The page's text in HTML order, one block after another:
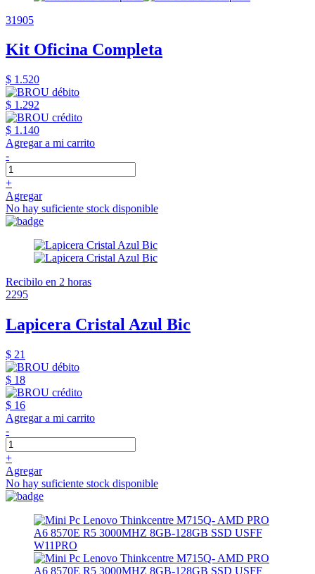
31905
Kit Oficina Completa
$ 1.520
$ 1.292
$ 1.140
Agregar a mi carrito
-
+
Agregar
No hay suficiente stock disponible
Recibilo en 2 horas
2295
Lapicera Cristal Azul Bic
$ 21
$ 18
$ 16
Agregar a mi carrito
-
+
Agregar
No hay suficiente stock disponible